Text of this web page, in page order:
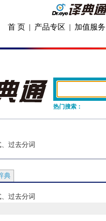
首 页 | 产品专区 | 加值服务
热门搜索：
过去分词
典
过去分词